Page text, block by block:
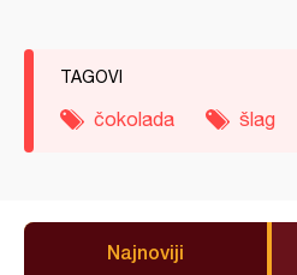
TAGOVI
čokolada šlag
Najnoviji